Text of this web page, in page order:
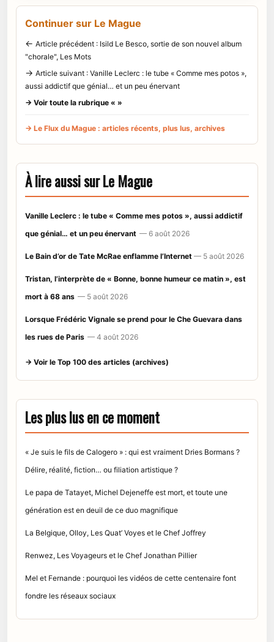
Continuer sur Le Mague
← Article précédent : Isild Le Besco, sortie de son nouvel album
"chorale", Les Mots
→ Article suivant : Vanille Leclerc : le tube « Comme mes potos »,
aussi addictif que génial… et un peu énervant
→ Voir toute la rubrique « »
→ Le Flux du Mague : articles récents, plus lus, archives
À lire aussi sur Le Mague
Vanille Leclerc : le tube « Comme mes potos », aussi addictif
que génial… et un peu énervant — 6 août 2026
Le Bain d’or de Tate McRae enflamme l’Internet — 5 août 2026
Tristan, l’interprète de « Bonne, bonne humeur ce matin », est
mort à 68 ans — 5 août 2026
Lorsque Frédéric Vignale se prend pour le Che Guevara dans
les rues de Paris — 4 août 2026
→ Voir le Top 100 des articles (archives)
Les plus lus en ce moment
« Je suis le fils de Calogero » : qui est vraiment Dries Bormans ?
Délire, réalité, fiction… ou filiation artistique ?
Le papa de Tatayet, Michel Dejeneffe est mort, et toute une
génération est en deuil de ce duo magnifique
La Belgique, Olloy, Les Quat’ Voyes et le Chef Joffrey
Renwez, Les Voyageurs et le Chef Jonathan Pillier
Mel et Fernande : pourquoi les vidéos de cette centenaire font
fondre les réseaux sociaux